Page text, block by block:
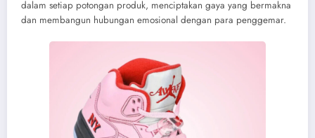
dalam setiap potongan produk, menciptakan gaya yang bermakna
dan membangun hubungan emosional dengan para penggemar.